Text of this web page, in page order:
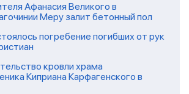
Афанасия Великого в
Меру залит бетонный пол
погребение погибших от рук
кровли храма
Киприана Карфагенского в